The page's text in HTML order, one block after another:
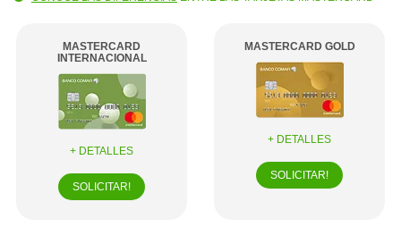
MASTERCARD
INTERNACIONAL
+ DETALLES
SOLICITAR!
MASTERCARD GOLD
+ DETALLES
SOLICITAR!